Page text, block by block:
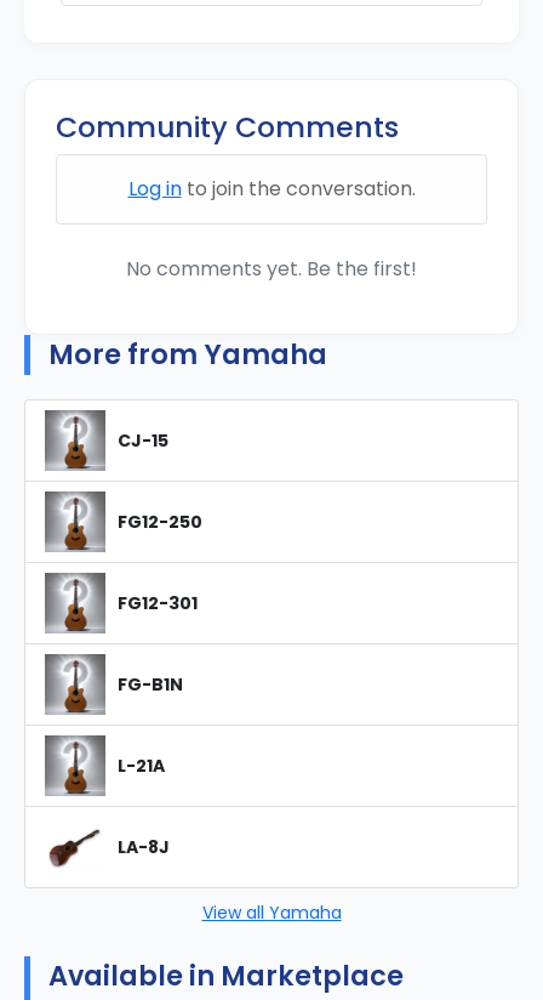
Community Comments
Log into join the conversation.
No comments yet. Be the first!
More from Yamaha
CJ-15
FG12-250
FG12-301
FG-B1N
L-21A
LA-8J
View all Yamaha
Available in Marketplace